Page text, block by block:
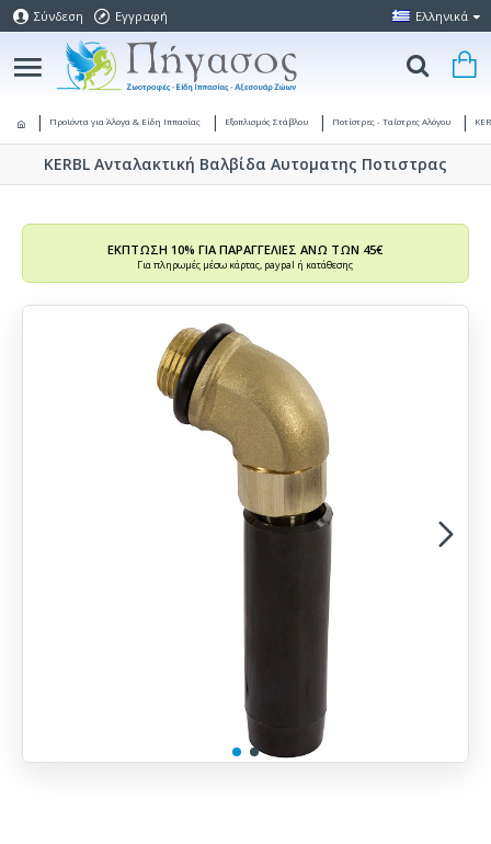
Σύνδεση Εγγραφή Ελληνικά
Προϊόντα για Άλογα & Είδη Ιππασίας Εξοπλισμός Στάβλου Ποτίστρες - Ταΐστρες Αλόγου
KERBL Ανταλακτική Βαλβίδα Αυτοματης Ποτιστρας
ΕΚΠΤΩΣΗ 10% ΓΙΑ ΠΑΡΑΓΓΕΛΙΕΣ ΑΝΩ ΤΩΝ 45€
Για πληρωμές μέσω κάρτας, paypal ή κατάθεσης